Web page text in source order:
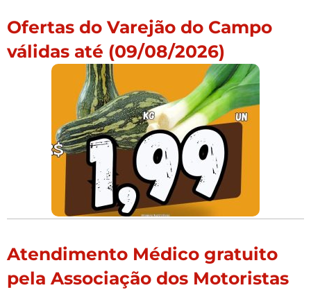
Ofertas do Varejão do Campo
válidas até (09/08/2026)
Atendimento Médico gratuito
pela Associação dos Motoristas